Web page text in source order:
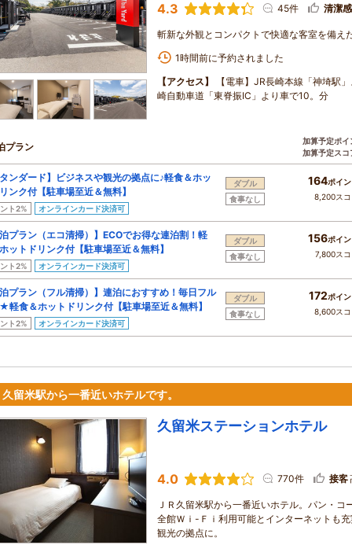
4.3 45件 清潔
斬新な外観とコンパクトで快適な客室を備え
1時間前に予約されました
【アクセス】
【電車】JR長崎本線「神埼駅
崎自動車道「東脊振IC」より車で10。分
プラン
加算予定ポイ
加算予定スコ
ンダード】ビジネスや観光の拠点に♪軽食＆ホッ
ンク付【駐車場至近＆無料】
ト2% オンラインカード決済可
ダブル
食事なし
164ポイ
8,200ス
プラン（エコ清掃）】ECOでお得な連泊割！軽
ットドリンク付【駐車場至近＆無料】
ト2% オンラインカード決済可
ダブル
食事なし
156ポイ
7,800ス
プラン（フル清掃）】連泊におすすめ！毎日フル
軽食＆ホットドリンク付【駐車場至近＆無料】
ト2% オンラインカード決済可
ダブル
食事なし
172ポイ
8,600ス
留米駅から一番近いホテルです。
久留米ステーションホテル
4.0 770件 接客
ＪＲ久留米駅から一番近いホテル。パン・
全館Ｗｉ-Ｆｉ利用可能とインターネットも
観光の拠点に。